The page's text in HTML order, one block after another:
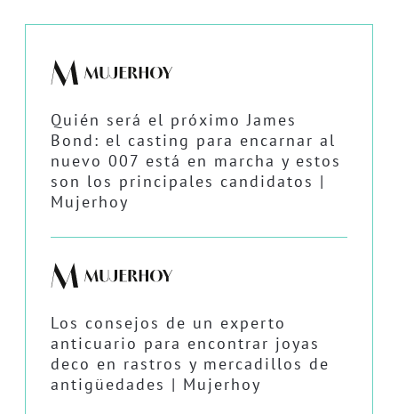
Quién será el próximo James
Bond: el casting para encarnar al
nuevo 007 está en marcha y estos
son los principales candidatos |
Mujerhoy
Los consejos de un experto
anticuario para encontrar joyas
deco en rastros y mercadillos de
antigüedades | Mujerhoy